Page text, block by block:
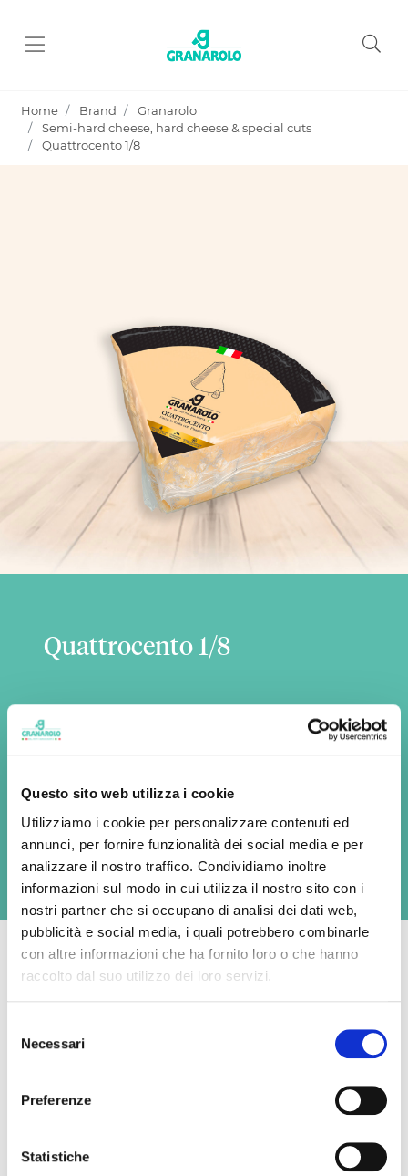
Questo sito web utilizza i cookie
Utilizziamo i cookie per personalizzare contenuti ed
annunci, per fornire funzionalità dei social media e per
analizzare il nostro traffico. Condividiamo inoltre
informazioni sul modo in cui utilizza il nostro sito con i
nostri partner che si occupano di analisi dei dati web,
pubblicità e social media, i quali potrebbero combinarle
con altre informazioni che ha fornito loro o che hanno
raccolto dal suo utilizzo dei loro servizi.
delNecessari
Preferenze
Statistiche
Home Brand
Granarolo
Semi-hard cheese, hard cheese & special cuts
Quattrocento 1/8
Quattrocento 1/8
Ingredients
Raw cow'smilk, salt, microbial rennet
Available formats
4,5kg
Energy 1691 kJ / 407 kcal
Fat